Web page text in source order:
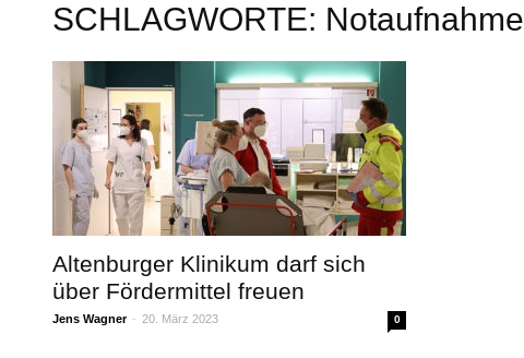
SCHLAGWORTE: Notaufnahme
Altenburger Klinikum darf sich
über Fördermittel freuen
Jens Wagner - 20. März 2023 0